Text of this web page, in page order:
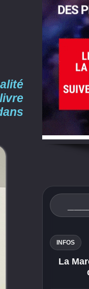
INFOS
La